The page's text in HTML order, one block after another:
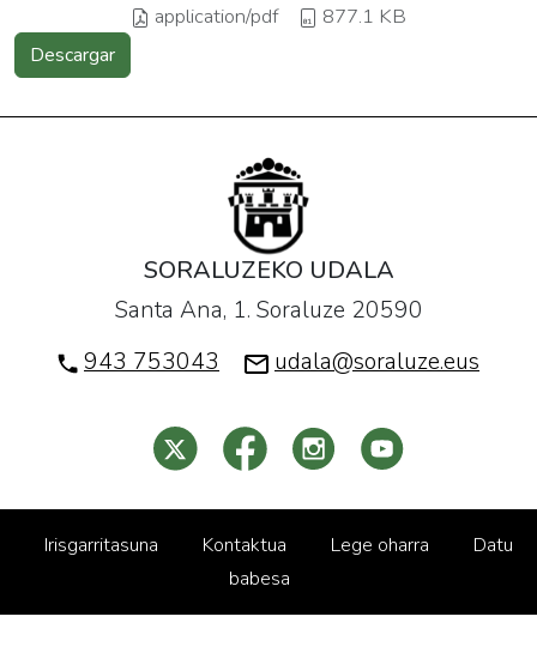
application/pdf 877.1 KB
Descargar
SORALUZEKO UDALA
Santa Ana, 1. Soraluze 20590
943 753043
udala@soraluze.eus
Irisgarritasuna Kontaktua Lege oharra
Datu
babesa